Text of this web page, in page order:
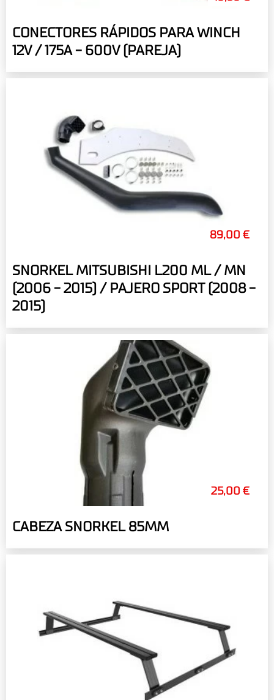
CONECTORES RÁPIDOS PARA WINCH
12V / 175A - 600V (PAREJA)
89,00 €
SNORKEL MITSUBISHI L200 ML / MN
(2006 - 2015) / PAJERO SPORT (2008 -
2015)
25,00 €
CABEZA SNORKEL 85MM